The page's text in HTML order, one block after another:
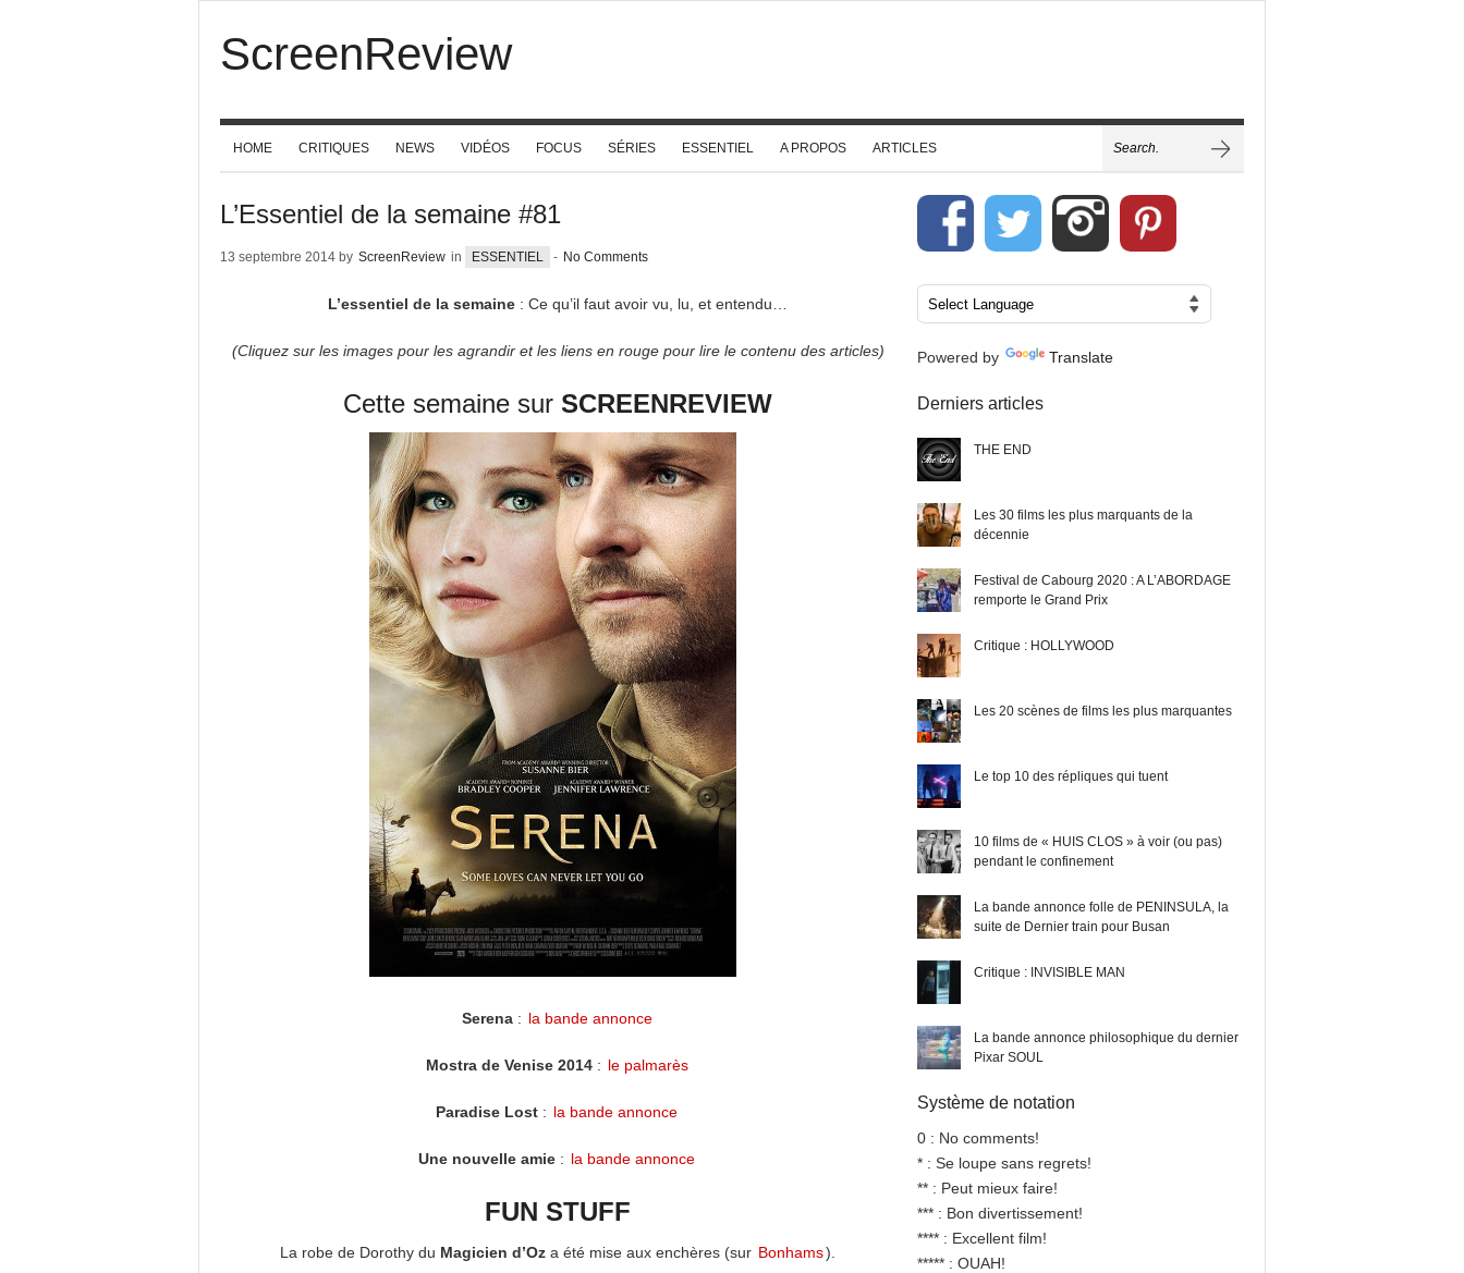
ScreenReview
HOME CRITIQUES NEWS VIDÉOS FOCUS SÉRIES ESSENTIEL A PROPOS ARTICLES
L’Essentiel de la semaine #81
13 septembre 2014 by ScreenReview in ESSENTIEL - No Comments
L’essentiel de la semaine : Ce qu’il faut avoir vu, lu, et entendu…
(Cliquez sur les images pour les agrandir et les liens en rouge pour lire le contenu des articles)
Cette semaine sur SCREENREVIEW
Serena : la bande annonce
Mostra de Venise 2014: le palmarès
Paradise Lost : la bande annonce
Une nouvelle amie : la bande annonce
FUN STUFF
La robe de Dorothy du Magicien d’Oz a été mise aux enchères (sur Bonhams).
Powered by Translate
Derniers articles
THE END
Les 30 films les plus marquants de la
décennie
Festival de Cabourg 2020 : A L’ABORDAGE
remporte le Grand Prix
Critique : HOLLYWOOD
Les 20 scènes de films les plus marquantes
Le top 10 des répliques qui tuent
10 films de « HUIS CLOS » à voir (ou pas)
pendant le confinement
La bande annonce folle de PENINSULA, la
suite de Dernier train pour Busan
Critique : INVISIBLE MAN
La bande annonce philosophique du dernier
Pixar SOUL
Système de notation
0 : No comments!
* : Se loupe sans regrets!
** : Peut mieux faire!
*** : Bon divertissement!
**** : Excellent film!
***** : OUAH!